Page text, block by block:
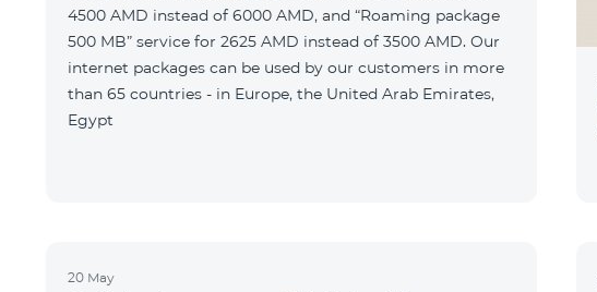
4500 AMD instead of 6000 AMD, and “Roaming package
500 MB” service for 2625 AMD instead of 3500 AMD. Our
internet packages can be used by our customers in more
than 65 countries - in Europe, the United Arab Emirates,
Egypt
20 May